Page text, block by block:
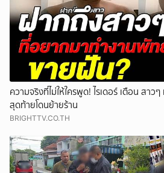
ความจริงที่ไม่ให้ใครพูด! ไรเดอร์ เตือน สา
สุดท้ายโดนย้ายร้าน
BRIGHTTV.CO.TH